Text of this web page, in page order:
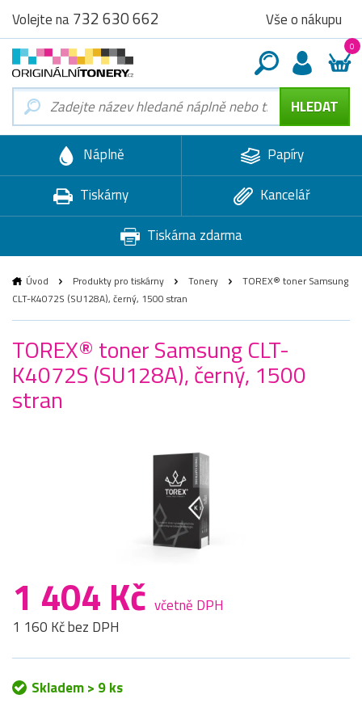
Volejte na732 630 662 Vše o nákupu
0
Náplně
Papíry
Tiskárny
Kancelář
Tiskárna zdarma
Úvod Produkty pro tiskárny Tonery
TOREX® toner Samsung
CLT-K4072S (SU128A), černý, 1500 stran
TOREX® toner Samsung CLT-
K4072S (SU128A), černý, 1500
stran
1 404 Kč včetně DPH
1 160 Kč bez DPH
Skladem > 9 ks